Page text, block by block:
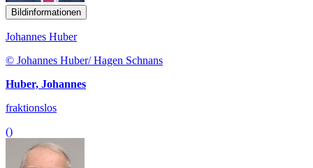
Bildinformationen
Johannes Huber
© Johannes Huber/ Hagen Schnans
Huber, Johannes
fraktionslos
()